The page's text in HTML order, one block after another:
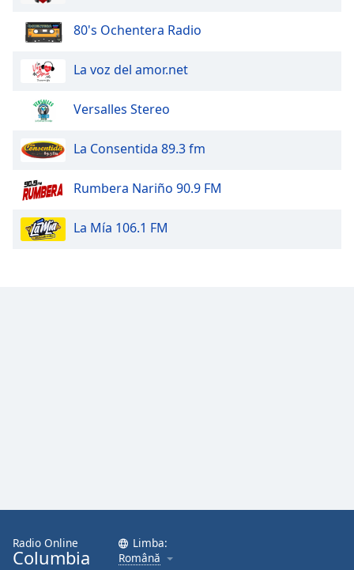
Edge
Family
Done
Modal
Dialog
80's Ochentera Radio
La voz del amor.net
Versalles Stereo
La Consentida 89.3 fm
Rumbera Nariño 90.9 FM
La Mía 106.1 FM
Radio Online
Columbia
Limba:
Română